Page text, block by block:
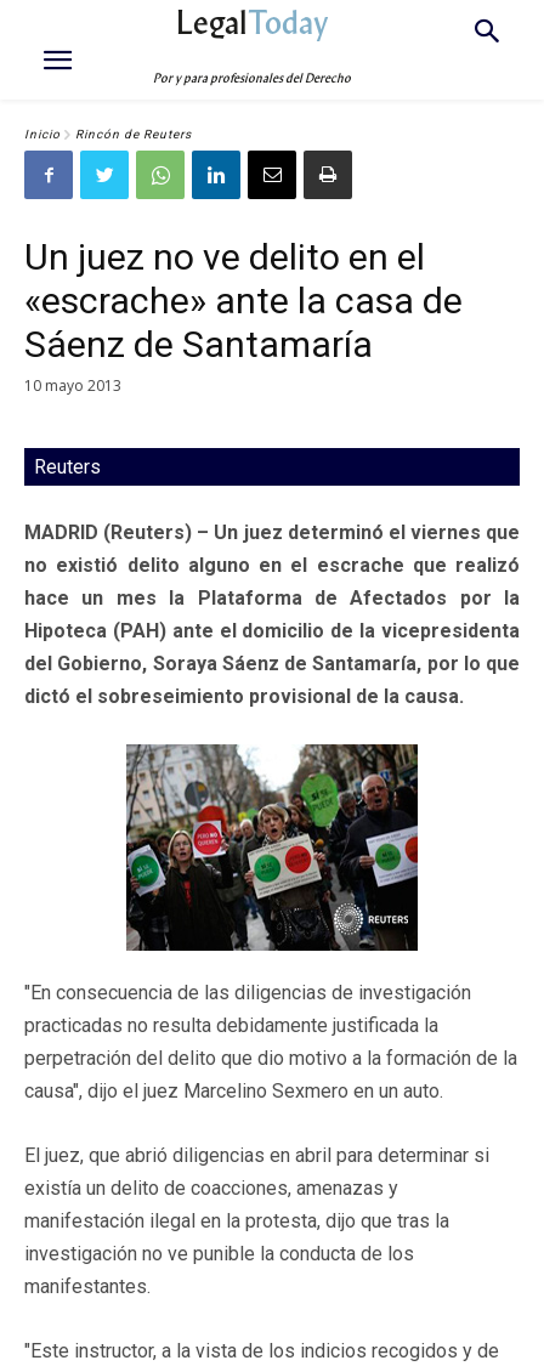
LegalToday
Por y para profesionales del Derecho
Inicio Rincón de Reuters
Un juez no ve delito en el
«escrache» ante la casa de
Sáenz de Santamaría
10 mayo 2013
Reuters
MADRID (Reuters) – Un juez determinó el viernes que
no existió delito alguno en el escrache que realizó
hace un mes la Plataforma de Afectados por la
Hipoteca (PAH) ante el domicilio de la vicepresidenta
del Gobierno, Soraya Sáenz de Santamaría, por lo que
dictó el sobreseimiento provisional de la causa.
"En consecuencia de las diligencias de investigación
practicadas no resulta debidamente justificada la
perpetración del delito que dio motivo a la formación de la
causa", dijo el juez Marcelino Sexmero en un auto.
El juez, que abrió diligencias en abril para determinar si
existía un delito de coacciones, amenazas y
manifestación ilegal en la protesta, dijo que tras la
investigación no ve punible la conducta de los
manifestantes.
"Este instructor, a la vista de los indicios recogidos y de